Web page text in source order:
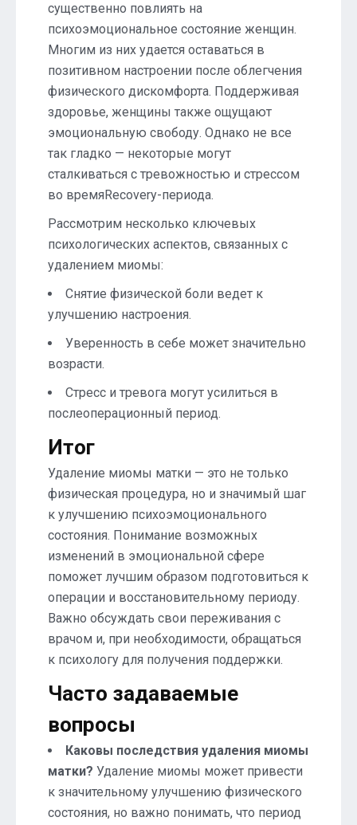
существенно повлиять на
психоэмоциональное состояние женщин.
Многим из них удается оставаться в
позитивном настроении после облегчения
физического дискомфорта. Поддерживая
здоровье, женщины также ощущают
эмоциональную свободу. Однако не все
так гладко — некоторые могут
сталкиваться с тревожностью и стрессом
во времяRecovery-периода.
Рассмотрим несколько ключевых
психологических аспектов, связанных с
удалением миомы:
Снятие физической боли ведет к
улучшению настроения.
Уверенность в себе может значительно
возрасти.
Стресс и тревога могут усилиться в
послеоперационный период.
Итог
Удаление миомы матки — это не только
физическая процедура, но и значимый шаг
к улучшению психоэмоционального
состояния. Понимание возможных
изменений в эмоциональной сфере
поможет лучшим образом подготовиться к
операции и восстановительному периоду.
Важно обсуждать свои переживания с
врачом и, при необходимости, обращаться
к психологу для получения поддержки.
Часто задаваемые
вопросы
Каковы последствия удаления миомы
матки? Удаление миомы может привести
к значительному улучшению физического
состояния, но важно понимать, что период